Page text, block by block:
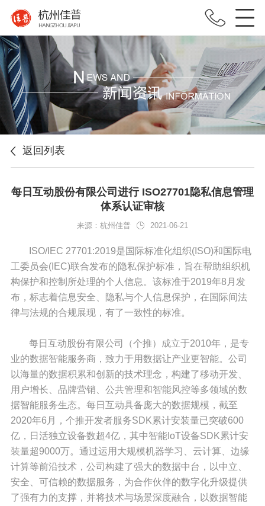
返回列表
每日互动股份有限公司进行 ISO27701隐私信息管理
体系认证审核
来源：杭州佳普 2021-06-21
ISO/IEC 27701:2019是国际标准化组织(ISO)和国际电
工委员会(IEC)联合发布的隐私保护标准，旨在帮助组织机
构保护和控制所处理的个人信息。该标准于2019年8月发
布，标志着信息安全、隐私与个人信息保护，在国际间法
律与法规的合规展现，有了一致性的标准。
每日互动股份有限公司（个推）成立于2010年，是专
业的数据智能服务商，致力于用数据让产业更智能。公司
以海量的数据积累和创新的技术理念，构建了移动开发、
用户增长、品牌营销、公共管理和智能风控等多领域的数
据智能服务生态。每日互动具备庞大的数据规模，截至
2020年6月，个推开发者服务SDK累计安装量已突破600
亿，日活独立设备数超4亿，其中智能IoT设备SDK累计安
装量超9000万。通过运用大规模机器学习、云计算、边缘
计算等前沿技术，公司构建了强大的数据中台，以中立、
安全、可信赖的数据服务，为合作伙伴的数字化升级提供
了强有力的支撑，并将技术与场景深度融合，以数据智能